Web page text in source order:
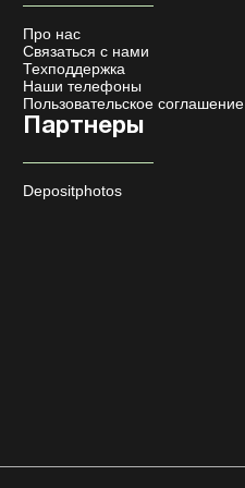
Про нас
Связаться с нами
Техподдержка
Наши телефоны
Пользовательское соглашение
Партнеры
Depositphotos